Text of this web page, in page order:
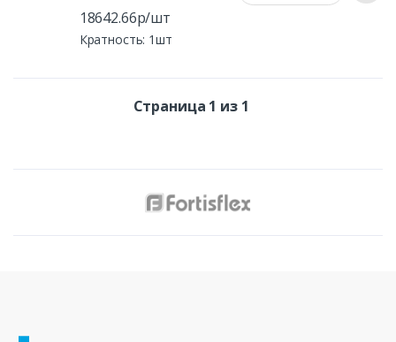
18642.66р/шт
Кратность: 1шт
Страница 1 из 1